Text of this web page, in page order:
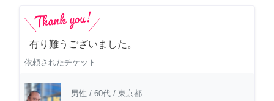
有り難うございました。
依頼されたチケット
男性 / 60代 / 東京都